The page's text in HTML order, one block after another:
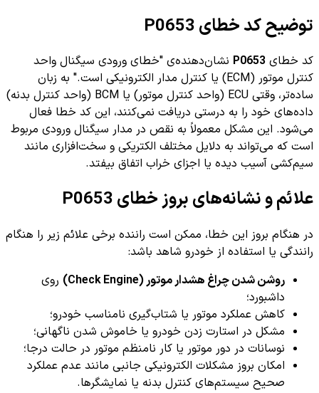
توضیح کد خطای P0653
کد خطای P0653 نشان‌دهنده‌ی "خطای ورودی سیگنال واحد
کنترل موتور (ECM) یا کنترل مدار الکترونیکی است." به زبان
ساده‌تر، وقتی ECU (واحد کنترل موتور) یا BCM (واحد کنترل بدنه)
داده‌های خود را به درستی دریافت نمی‌کنند، این کد خطا فعال
می‌شود. این مشکل معمولاً به نقص در مدار سیگنال ورودی مربوط
است که می‌تواند به دلایل مختلف الکتریکی و سخت‌افزاری مانند
سیم‌کشی آسیب دیده یا اجزای خراب اتفاق بیفتد.
علائم و نشانه‌های بروز خطای P0653
در هنگام بروز این خطا، ممکن است راننده برخی علائم زیر را هنگام
رانندگی یا استفاده از خودرو شاهد باشد:
روشن شدن چراغ هشدار موتور (Check Engine)
روی
داشبورد؛
کاهش عملکرد موتور یا شتاب‌گیری نامناسب خودرو؛
مشکل در استارت زدن خودرو یا خاموش شدن ناگهانی؛
نوسانات در دور موتور یا کار نامنظم موتور در حالت درجا؛
امکان بروز مشکلات الکترونیکی جانبی مانند عدم عملکرد
صحیح سیستم‌های کنترل بدنه یا نمایشگرها.